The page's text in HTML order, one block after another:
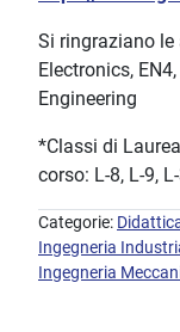
Si ringraziano le
Electronics,
Engineering
*Classi di
corso: L-8, L-9,
Categorie:
Ingegneria
Ingegneria